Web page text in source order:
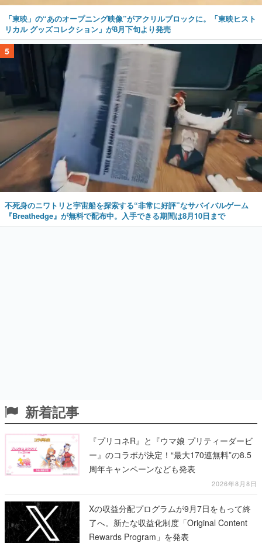
「東映」の“あのオープニング映像”がアクリルブロックに。「東映ヒスト
リカル グッズコレクション」が8月下旬より発売
5
不死身のニワトリと宇宙船を探索する“非常に好評”なサバイバルゲーム
『Breathedge』が無料で配布中。入手できる期間は8月10日まで
新着記事
『プリコネR』と『ウマ娘 プリティーダービ
ー』のコラボが決定！“最大170連無料”の8.5
周年キャンペーンなども発表
2026年8月8日
Xの収益分配プログラムが9月7日をもって終
了へ。新たな収益化制度「Original Content
Rewards Program」を発表